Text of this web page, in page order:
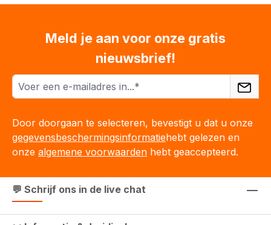
Meld je aan voor onze gratis
nieuwsbrief!
Door doorgaan te selecteren, bevestigt u dat u onze
gegevensbeschermingsinformatiehebt gelezen en
onze algemene voorwaarden hebt geaccepteerd.
💬 Schrijf ons in de live chat